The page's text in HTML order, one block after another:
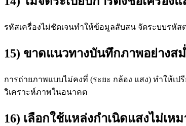
รหัสเครื่องไม่ชัดเจนทำให้ข้อมูลสับสน จัดระบบรหัส
15) ขาดแนวทางบันทึกภาพอย่างส
การถ่ายภาพแบบไม่คงที่ (ระยะ กล้อง แสง) ทำให้เ
วิเคราะห์ภาพในอนาคต
16) เลือกใช้แหล่งกำเนิดแสงไม่เ